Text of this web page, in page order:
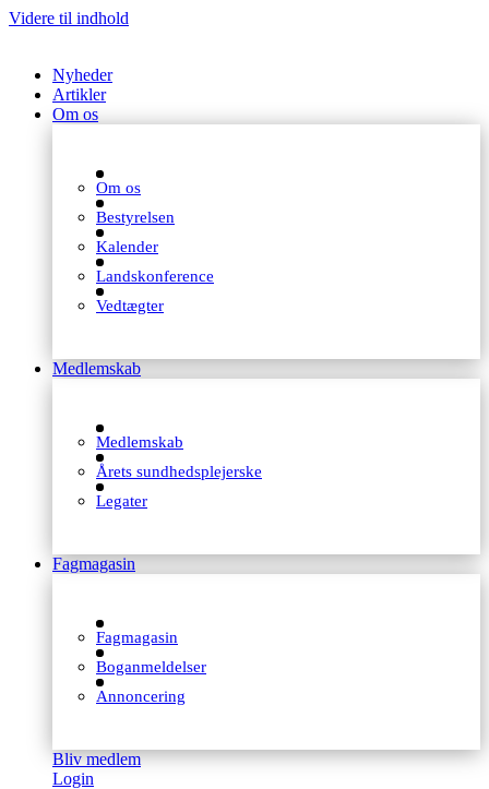
Videre til indhold
Nyheder
Artikler
Om os
Om os
Bestyrelsen
Kalender
Landskonference
Vedtægter
Medlemskab
Medlemskab
Årets sundhedsplejerske
Legater
Fagmagasin
Fagmagasin
Boganmeldelser
Annoncering
Bliv medlem
Login